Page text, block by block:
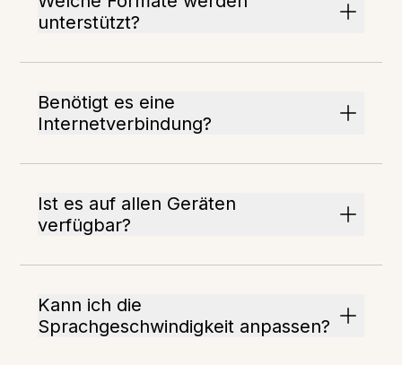
unterstützt?
Benötigt es eine
Internetverbindung?
Ist es auf allen Geräten
verfügbar?
Kann ich die
Sprachgeschwindigkeit anpassen?